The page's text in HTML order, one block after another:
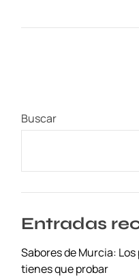
A
s
r
V
Buscar
Entradas
Sabores de Murcia:
tienes que probar